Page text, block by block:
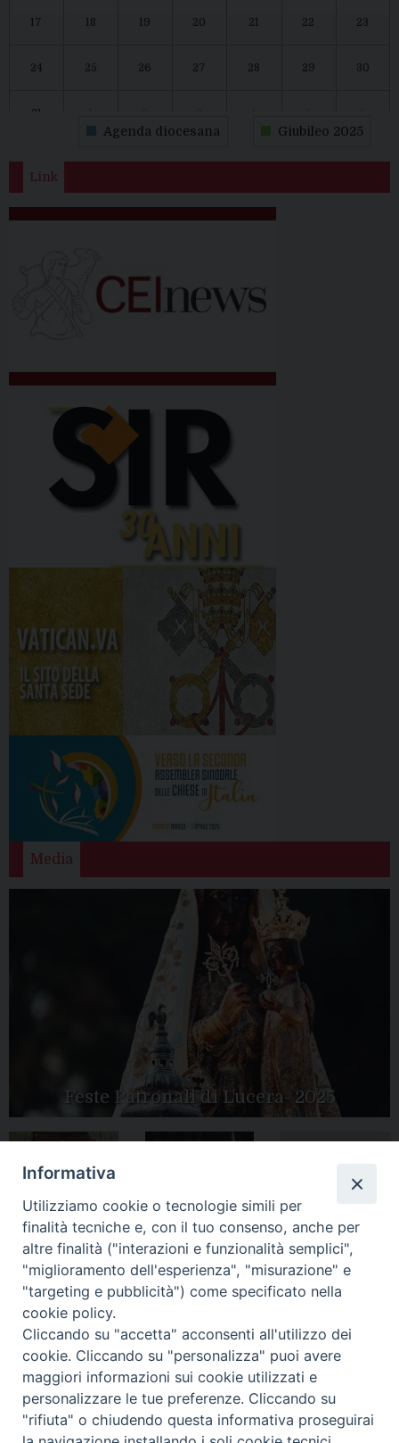
17 18 19 20 21 22 23
24 25 26 27 28 29 30
31
Agenda diocesana Giubileo 2025
Link
Media
Feste Patronali di Lucera- 2025
Apertura Anno
Giubilare 2025
Mariae in Diocesi
Tutte le gallery
CONTATTI:
LUCERA: Piazza Duomo, 13 - 71036 Lucera (FG) − tel.
0881/520882 - e-mail: info@diocesiluceratroia.it
Segreteria del
Vescovo: tel/fax 0881/522244 - e-mail:
vescovo@diocesiluceratroia.it
TROIA : Piazza Episcopio - 71029 Troia (FG) − tel. 0881/977051
Informativa
Utilizziamo cookie o tecnologie simili per
finalità tecniche e, con il tuo consenso, anche per
altre finalità ("interazioni e funzionalità semplici",
"miglioramento dell'esperienza", "misurazione" e
"targeting e pubblicità") come specificato nella
cookie policy.
Cliccando su "accetta" acconsenti all'utilizzo dei
cookie. Cliccando su "personalizza" puoi avere
maggiori informazioni sui cookie utilizzati e
personalizzare le tue preferenze. Cliccando su
"rifiuta" o chiudendo questa informativa proseguirai